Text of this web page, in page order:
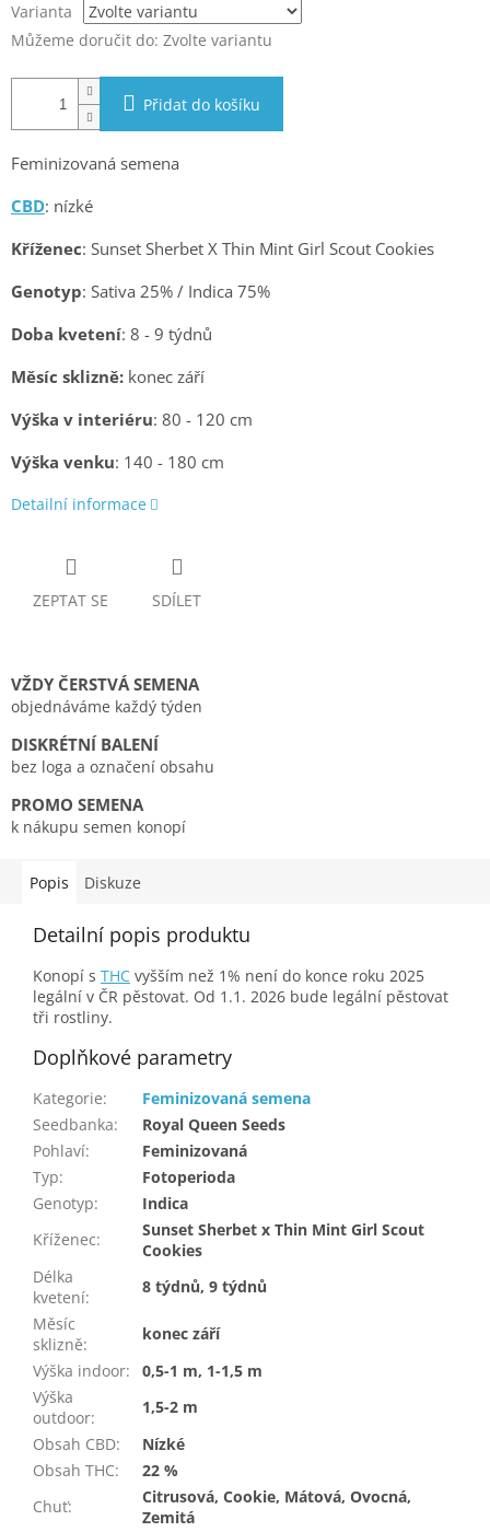
Varianta
Můžeme doručit do: Zvolte variantu
Přidat do košíku
Feminizovaná semena
CBD: nízké
Kříženec: Sunset Sherbet X Thin Mint Girl Scout Cookies
Genotyp: Sativa 25% / Indica 75%
Doba kvetení: 8 - 9 týdnů
Měsíc sklizně: konec září
Výška v interiéru: 80 - 120 cm
Výška venku: 140 - 180 cm
Detailní informace
ZEPTAT SE SDÍLET
VŽDY ČERSTVÁ SEMENA
objednáváme každý týden
DISKRÉTNÍ BALENÍ
bez loga a označení obsahu
PROMO SEMENA
k nákupu semen konopí
Popis Diskuze
Detailní popis produktu
Konopí s THC vyšším než 1% není do konce roku 2025
legální v ČR pěstovat. Od 1.1. 2026 bude legální pěstovat
tři rostliny.
Doplňkové parametry
Kategorie:
Feminizovaná semena
Seedbanka:
Royal Queen Seeds
Pohlaví:
Feminizovaná
Typ:
Fotoperioda
Genotyp:
Indica
Kříženec:
Sunset Sherbet x Thin Mint Girl Scout
Cookies
Délka
kvetení:
8 týdnů, 9 týdnů
Měsíc
sklizně:
konec září
Výška indoor:
0,5-1 m, 1-1,5 m
Výška
outdoor:
1,5-2 m
Obsah CBD:
Nízké
Obsah THC:
22 %
Chuť:
Citrusová, Cookie, Mátová, Ovocná,
Zemitá